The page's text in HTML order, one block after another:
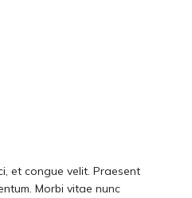
et congue velit. Praesent
Morbi vitae nunc